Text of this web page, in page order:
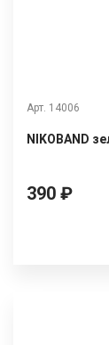
Арт. 14006
NIKOBAND
390 ₽